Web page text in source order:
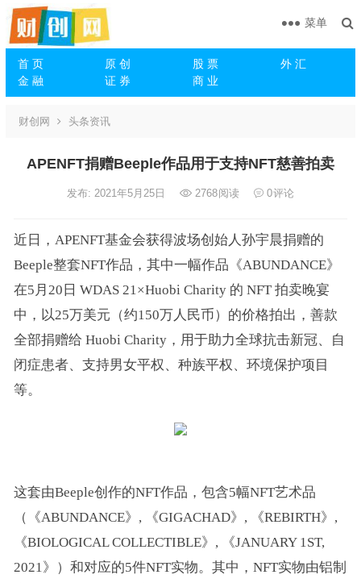
首 页 原 创 股 票
外 汇
金 融
证 券 商 业
菜单
财创网 头条资讯
APENFT捐赠Beeple作品用于支持NFT慈善拍卖
发布: 2021年5月25日 2768阅读 0评论
近日，APENFT基金会获得波场创始人孙宇晨捐赠的
Beeple整套NFT作品，其中一幅作品《ABUNDANCE》
在5月20日 WDAS 21×Huobi Charity 的 NFT 拍卖晚宴
中，以25万美元（约150万人民币）的价格拍出，善款
全部捐赠给 Huobi Charity，用于助力全球抗击新冠、自
闭症患者、支持男女平权、种族平权、环境保护项目
等。
这套由Beeple创作的NFT作品，包含5幅NFT艺术品
（《ABUNDANCE》, 《GIGACHAD》, 《REBIRTH》,
《BIOLOGICAL COLLECTIBLE》, 《JANUARY 1ST,
2021》）和对应的5件NFT实物。其中，NFT实物由铝制